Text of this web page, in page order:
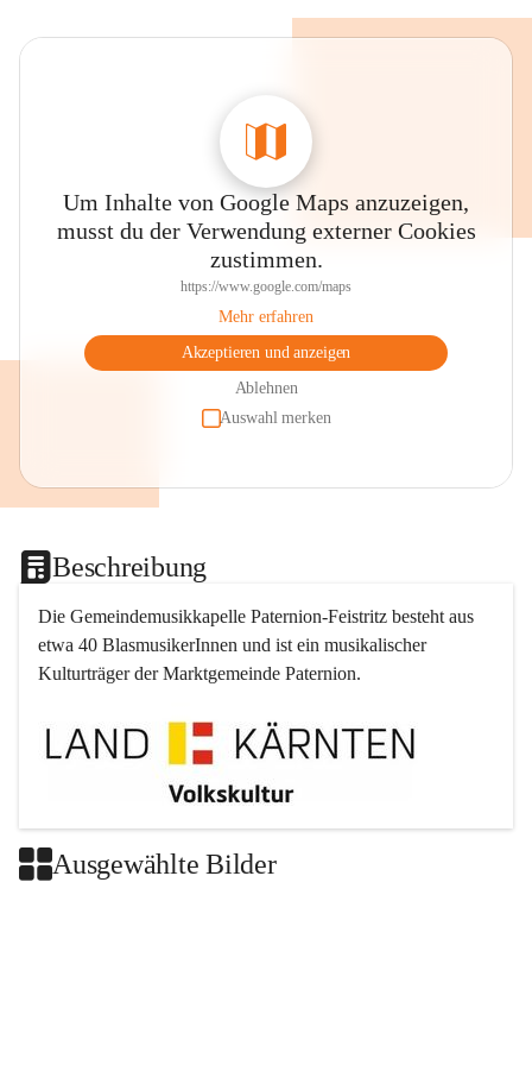
Um Inhalte von Google Maps anzuzeigen,
musst du der Verwendung externer Cookies
zustimmen.
https://www.google.com/maps
Mehr erfahren
Akzeptieren und anzeigen
Ablehnen
Auswahl merken
Beschreibung
Die Gemeindemusikkapelle Paternion-Feistritz besteht aus
etwa 40 BlasmusikerInnen und ist ein musikalischer
Kulturträger der Marktgemeinde Paternion.
Ausgewählte Bilder